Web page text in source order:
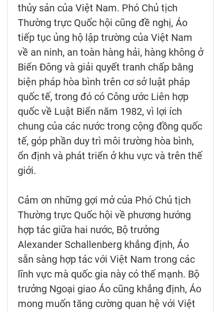
thủy sản của Việt Nam. Phó Chủ tịch
Thường trực Quốc hội cũng đề nghị, Áo
tiếp tục ủng hộ lập trường của Việt Nam
về an ninh, an toàn hàng hải, hàng không ở
Biển Đông và giải quyết tranh chấp bằng
biện pháp hòa bình trên cơ sở luật pháp
quốc tế, trong đó có Công ước Liên hợp
quốc về Luật Biển năm 1982, vì lợi ích
chung của các nước trong cộng đồng quốc
tế, góp phần duy trì môi trường hòa bình,
ổn định và phát triển ở khu vực và trên thế
giới.
Cảm ơn những gợi mở của Phó Chủ tịch
Thường trực Quốc hội về phương hướng
hợp tác giữa hai nước, Bộ trưởng
Alexander Schallenberg khẳng định, Áo
sẵn sàng hợp tác với Việt Nam trong các
lĩnh vực mà quốc gia này có thế mạnh. Bộ
trưởng Ngoại giao Áo cũng khẳng định, Áo
mong muốn tăng cường quan hệ với Việt